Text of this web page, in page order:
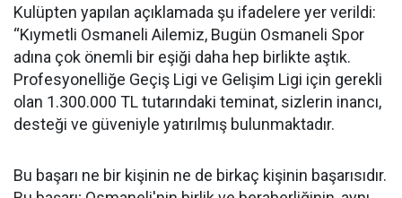
Kulüpten yapılan açıklamada şu ifadelere yer verildi:
“Kıymetli Osmaneli Ailemiz, Bugün Osmaneli Spor
adına çok önemli bir eşiği daha hep birlikte aştık.
Profesyonelliğe Geçiş Ligi ve Gelişim Ligi için gerekli
olan 1.300.000 TL tutarındaki teminat, sizlerin inancı,
desteği ve güveniyle yatırılmış bulunmaktadır.
Bu başarı ne bir kişinin ne de birkaç kişinin başarısıdır.